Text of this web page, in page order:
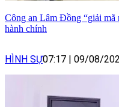
Công an Lâm Đồng “giải mã
hành chính
HÌNH SỰ07:17 | 09/08/